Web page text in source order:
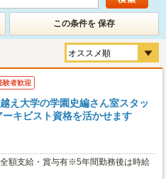
この条件を 保存
験者歓迎
越え大学の学園史編さん室スタッ
ーキビスト資格を活かせます
額支給・賞与有※5年間勤務後は時給